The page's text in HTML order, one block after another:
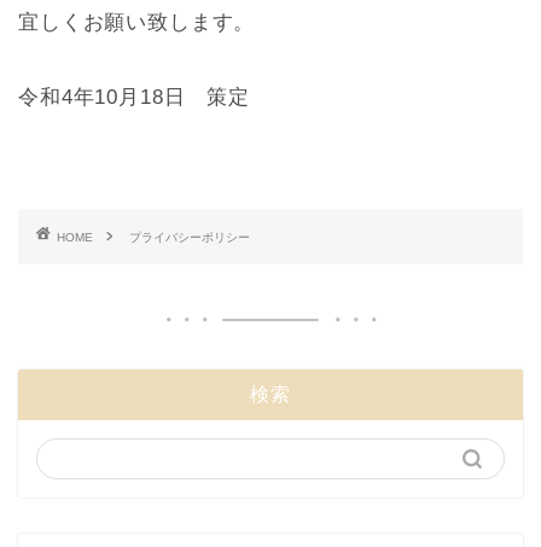
宜しくお願い致します。
令和4年10月18日 策定
HOME プライバシーポリシー
検索